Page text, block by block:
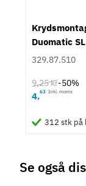
Duomatic
Euroskruer
329.87.510
9,25 kr-50%
4,63 Inkl. moms
312 stk på
Se også